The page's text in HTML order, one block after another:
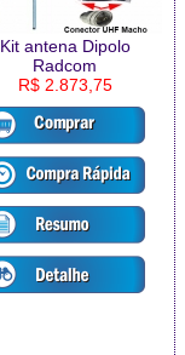
Kit antena Dipolo
Radcom
R$ 2.873,75